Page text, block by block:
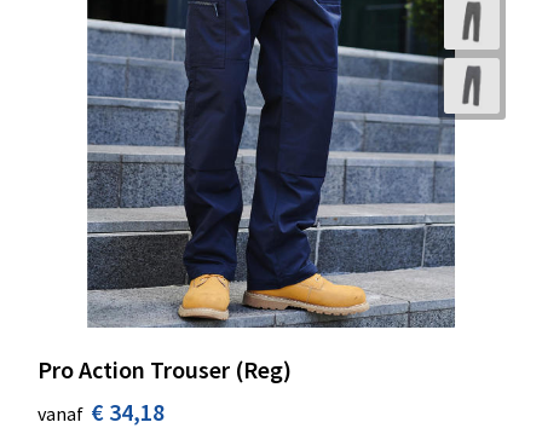
Pro Action Trouser (Reg)
vanaf € 34,18